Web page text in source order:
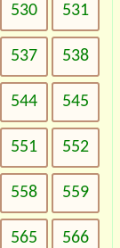
530 531
537 538
544 545
551 552
558 559
565 566